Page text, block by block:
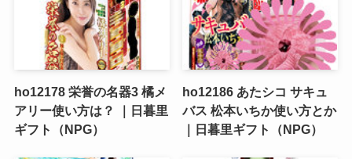
ho12178 栄誉の名器3 橘メ
アリー使い方は？ ｜日暮里
ギフト（NPG）
ho12186 あたシコ サキュ
バス 松本いちか使い方とか
｜日暮里ギフト（NPG）